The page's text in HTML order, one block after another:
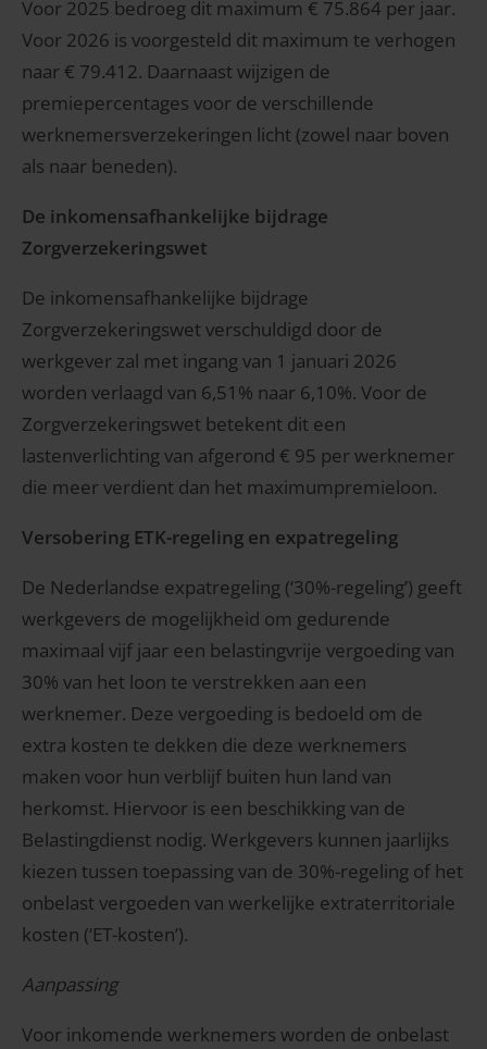
Voor 2025 bedroeg dit maximum € 75.864 per jaar.
Voor 2026 is voorgesteld dit maximum te verhogen
naar € 79.412. Daarnaast wijzigen de
premiepercentages voor de verschillende
werknemersverzekeringen licht (zowel naar boven
als naar beneden).
De inkomensafhankelijke bijdrage
Zorgverzekeringswet
De inkomensafhankelijke bijdrage
Zorgverzekeringswet verschuldigd door de
werkgever zal met ingang van 1 januari 2026
worden verlaagd van 6,51% naar 6,10%. Voor de
Zorgverzekeringswet betekent dit een
lastenverlichting van afgerond € 95 per werknemer
die meer verdient dan het maximumpremieloon.
Versobering ETK-regeling en expatregeling
De Nederlandse expatregeling (‘30%-regeling’) geeft
werkgevers de mogelijkheid om gedurende
maximaal vijf jaar een belastingvrije vergoeding van
30% van het loon te verstrekken aan een
werknemer. Deze vergoeding is bedoeld om de
extra kosten te dekken die deze werknemers
maken voor hun verblijf buiten hun land van
herkomst. Hiervoor is een beschikking van de
Belastingdienst nodig. Werkgevers kunnen jaarlijks
kiezen tussen toepassing van de 30%-regeling of het
onbelast vergoeden van werkelijke extraterritoriale
kosten (‘ET-kosten’).
Aanpassing
Voor inkomende werknemers worden de onbelast